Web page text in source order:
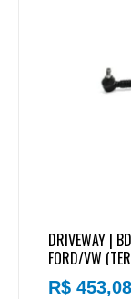
DRIVEWAY |
FORD/VW
R$